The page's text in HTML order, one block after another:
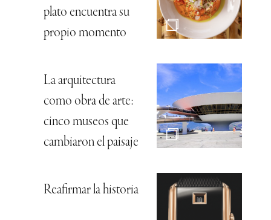
plato encuentra su
propio momento
La arquitectura
como obra de arte:
cinco museos que
cambiaron el paisaje
Reafirmar la historia